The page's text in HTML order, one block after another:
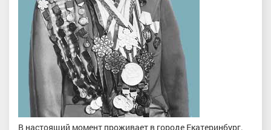
В настоящий момент проживает в городе Екатеринбург.